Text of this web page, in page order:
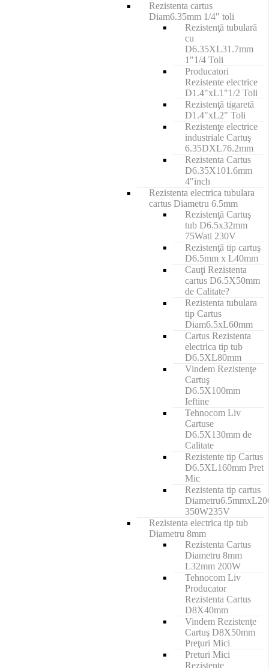
Rezistenta cartus
Diam6.35mm 1/4" toli
Rezistenţă tubulară
cu
D6.35XL31.7mm
1"1/4 Toli
Producatori
Rezistente electrice
D1.4"xL1"1/2 Toli
Rezistenţă tigaretă
D1.4"xL2" Toli
Rezistenţe electrice
industriale Cartuş
6.35DXL76.2mm
Rezistenta Cartus
D6.35X101.6mm
4"inch
Rezistenta electrica tubulara
cartus Diametru 6.5mm
Rezistenţă Cartuş
tub D6.5x32mm
75Wati 230V
Rezistenţă tip cartuş
D6.5mm x L40mm
Cauţi Rezistenta
cartus D6.5X50mm
de Calitate?
Rezistenta tubulara
tip Cartus
Diam6.5xL60mm
Cartus Rezistenta
electrica tip tub
D6.5XL80mm
Vindem Rezistenţe
Cartuş
D6.5X100mm
Ieftine
Tehnocom Liv
Cartuse
D6.5X130mm de
Calitate
Rezistente tip Cartus
D6.5XL160mm Pret
Mic
Rezistenta tip cartus
350W235V
Rezistenta electrica tip tub
Diametru 8mm
Rezistenta Cartus
Diametru 8mm
L32mm 200W
Tehnocom Liv
Producator
Rezistenta Cartus
D8X40mm
Vindem Rezistenţe
Cartuş D8X50mm
Preţuri Mici
Preturi Mici
Rezistente